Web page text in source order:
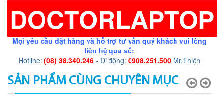
DOCTORLAPTOP
Mọi yêu cầu đặt hàng và hỗ trợ tư vấn quý khách vui lòng
liên hệ qua số:
Hotline: (08) 38.340.246 - Di động: 0908.251.500 Mr.Thiện
SẢN PHẨM CÙNG CHUYÊN MỤC